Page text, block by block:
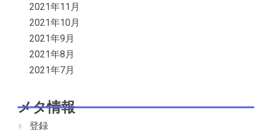
2021年11月
2021年10月
2021年9月
2021年8月
2021年7月
メタ情報
登録